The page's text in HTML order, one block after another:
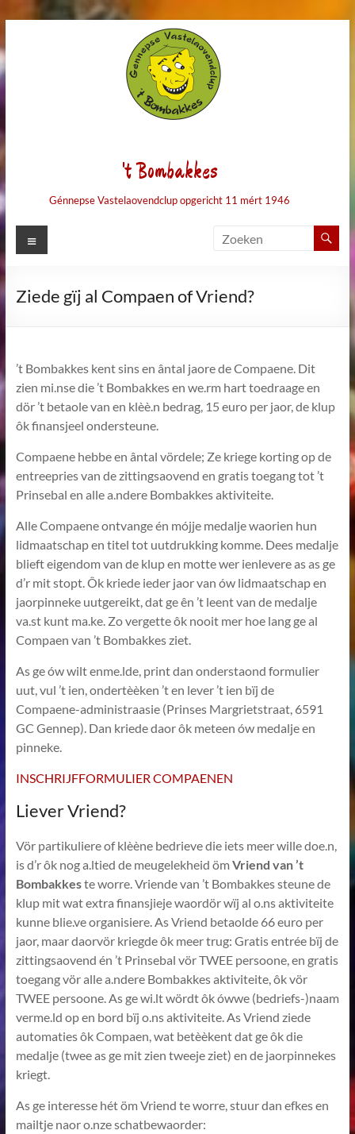
naar
de
inhoud
't Bombakkes
Génnepse Vastelaovendclup opgericht 11 mért 1946
Menu
Ziede gïj al Compaen of Vriend?
’t Bombakkes kent sins en ântal jaore de Compaene. Dit
zien mi.nse die ’t Bombakkes en we.rm hart toedraage en
dör ’t betaole van en klèè.n bedrag, 15 euro per jaor, de klup
ôk finansjeel ondersteune.
Compaene hebbe en ântal vördele; Ze kriege korting op de
entreepries van de zittingsaovend en gratis toegang tot ’t
Prinsebal en alle a.ndere Bombakkes aktiviteite.
Alle Compaene ontvange én mójje medalje waorien hun
lidmaatschap en titel tot uutdrukking komme. Dees medalje
blieft eigendom van de klup en motte wer ienlevere as as ge
d’r mit stopt. Ôk kriede ieder jaor van ów lidmaatschap en
jaorpinneke uutgereikt, dat ge ên ’t leent van de medalje
va.st kunt ma.ke. Zo vergette ôk nooit mer hoe lang ge al
Compaen van ’t Bombakkes ziet.
As ge ów wilt enme.lde, print dan onderstaond formulier
uut, vul ’t ien, ondertèèken ’t en lever ’t ien bïj de
Compaene-administraasie (Prinses Margrietstraat, 6591
GC Gennep). Dan kriede daor ôk meteen ów medalje en
pinneke.
INSCHRIJFFORMULIER COMPAENEN
Liever Vriend?
Vör partikuliere of klèène bedrieve die iets meer wille doe.n,
is d’r ôk nog a.ltied de meugelekheid ömVriend van ’t
Bombakkeste worre. Vriende van ’t Bombakkes steune de
klup mit wat extra finansjieje waordör wïj al o.ns aktiviteite
kunne blie.ve organisiere. As Vriend betaolde 66 euro per
jaor, maar daorvör kriegde ôk meer trug: Gratis entrée bïj de
zittingsaovend én ’t Prinsebal vör TWEE persoone, en gratis
toegang vör alle a.ndere Bombakkes aktiviteite, ôk vör
TWEE persoone. As ge wi.lt wördt ôk ówwe (bedriefs-)naam
verme.ld op en bord bïj o.ns aktiviteite. As Vriend ziede
automaties ôk Compaen, wat betèèkent dat ge ôk die
medalje (twee as ge mit zien tweeje ziet) en de jaorpinnekes
kriegt.
As ge interesse hét öm Vriend te worre, stuur dan efkes en
mailtje naor o.nze schatbewaorder: